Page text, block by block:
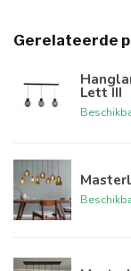
Gerelateerde
Lett III